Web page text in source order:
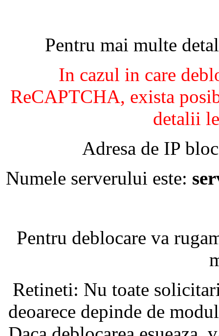
Pentru mai multe
In cazul in care
ReCAPTCHA, exista
detalii
Adresa de IP
Numele serverului este:
Pentru deblocare va
Retineti: Nu toate
deoarece depinde de